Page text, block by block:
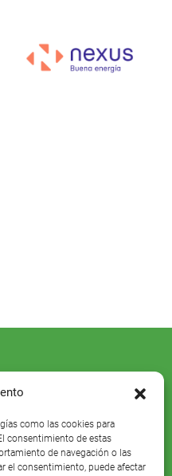
como las cookies para
consentimiento de estas
de navegación o las
el consentimiento, puede afectar